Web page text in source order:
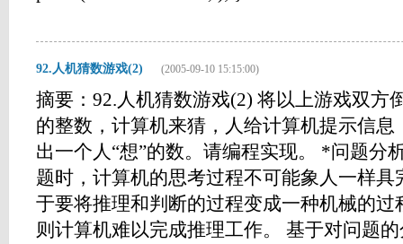
92.人机猜数游戏(2) (2005-09-10 15:15:00)
摘要：92.人机猜数游戏(2) 将以上游戏双方
的整数，计算机来猜，人给计算机提示信
出一个人“想”的数。请编程实现。 *问题分
题时，计算机的思考过程不可能象人一样
于要将推理和判断的过程变成一种机械的
则计算机难以完成推理工作。 基于对问题